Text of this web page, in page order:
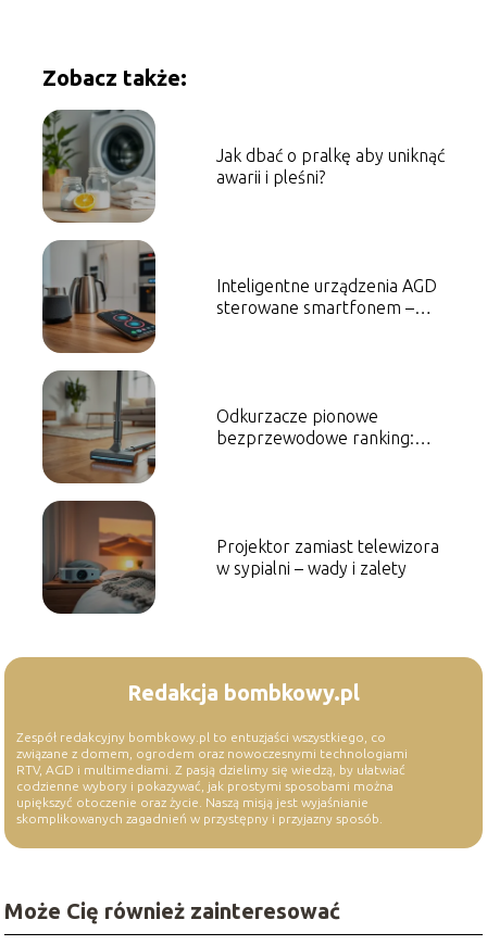
Zobacz także:
Jak dbać o pralkę aby uniknąć
awarii i pleśni?
Inteligentne urządzenia AGD
sterowane smartfonem –
Odkurzacze pionowe
bezprzewodowe ranking:
Projektor zamiast telewizora
w sypialni – wady i zalety
Redakcja bombkowy.pl
Zespół redakcyjny bombkowy.pl to entuzjaści wszystkiego, co
związane z domem, ogrodem oraz nowoczesnymi technologiami
RTV, AGD i multimediami. Z pasją dzielimy się wiedzą, by ułatwiać
codzienne wybory i pokazywać, jak prostymi sposobami można
upiększyć otoczenie oraz życie. Naszą misją jest wyjaśnianie
skomplikowanych zagadnień w przystępny i przyjazny sposób.
Może Cię również zainteresować